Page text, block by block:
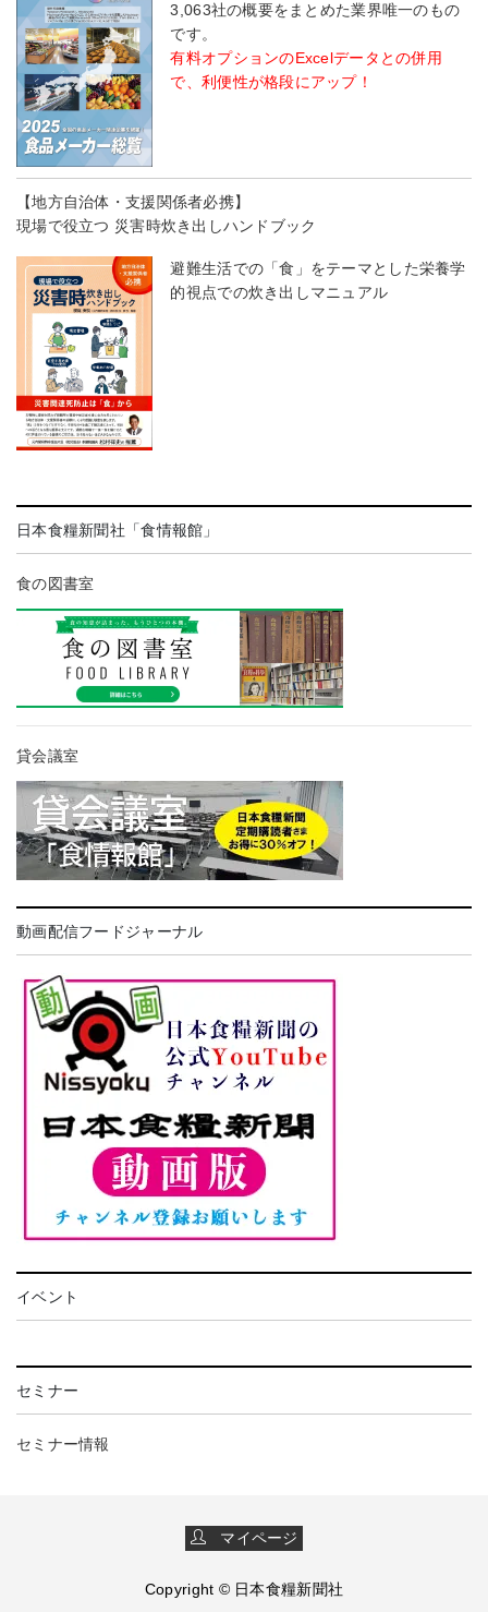
3,063社の概要をまとめた業界唯一のもの
です。
有料オプションのExcelデータとの併用
で、利便性が格段にアップ！
【地方自治体・支援関係者必携】
現場で役立つ 災害時炊き出しハンドブック
避難生活での「食」をテーマとした栄養学
的視点での炊き出しマニュアル
日本食糧新聞社「食情報館」
食の図書室
貸会議室
動画配信フードジャーナル
イベント
セミナー
セミナー情報
マイページ
Copyright © 日本食糧新聞社